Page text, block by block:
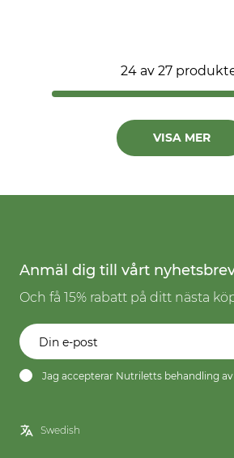
24 av 27
VISA MER
Anmäl dig till vårt
Och få 15% rabatt på ditt nästa
Jag accepterar Nutriletts behandling av